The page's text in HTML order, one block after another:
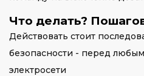
Что делать?
Действовать стоит
безопасности - перед
электросети